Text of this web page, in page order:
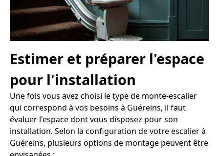
Estimer et préparer l'espace
pour l'installation
Une fois vous avez choisi le type de monte-escalier
qui correspond à vos besoins à Guéreins, il faut
évaluer l'espace dont vous disposez pour son
installation. Selon la configuration de votre escalier à
Guéreins, plusieurs options de montage peuvent être